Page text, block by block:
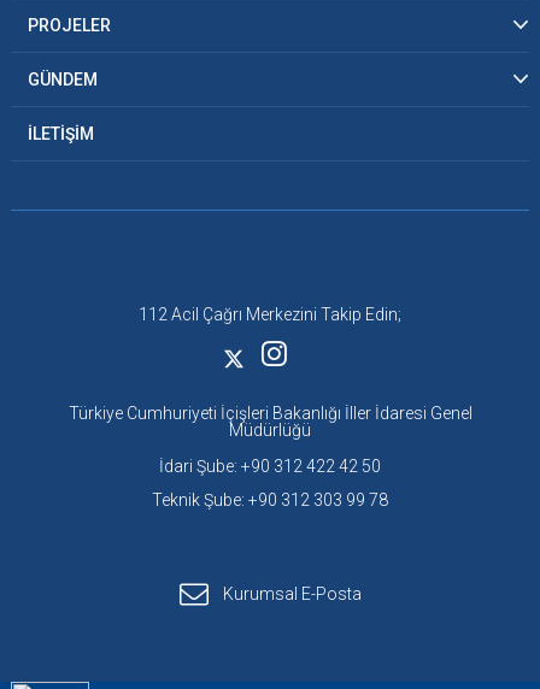
PROJELER
GÜNDEM
İLETİŞİM
112 Acil Çağrı Merkezini Takip Edin;
Türkiye Cumhuriyeti İçişleri Bakanlığı İller İdaresi Genel
Müdürlüğü
İdari Şube: +90 312 422 42 50
Teknik Şube: +90 312 303 99 78
Kurumsal E-Posta